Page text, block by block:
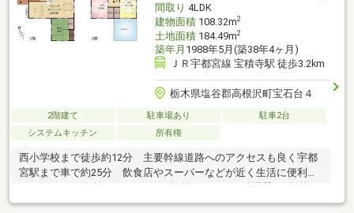
間取り 4LDK
建物面積108.32m2
土地面積184.49m2
築年月 1988年5月(築38年4ヶ月)
ＪＲ宇都宮線 宝積寺駅 徒歩3.2km
栃木県塩谷郡高根沢町宝石台４
2階建て 駐車場あり
駐車2台
システムキッチン
所有権
西小学校まで徒歩約12分 主要幹線道路へのアクセスも良く宇都
宮駅まで車で約25分 飲食店やスーパーなどが近く生活に便利
などリフォーム箇所あり ≪ご内覧予約受付中≫ 実際に物件を